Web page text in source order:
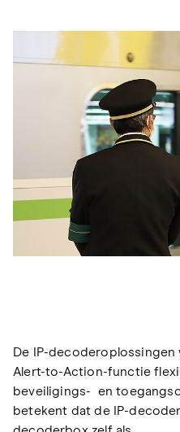
De IP-decoderoplossingen
Alert-to-Action-functie
beveiligings- en
betekent dat de IP-